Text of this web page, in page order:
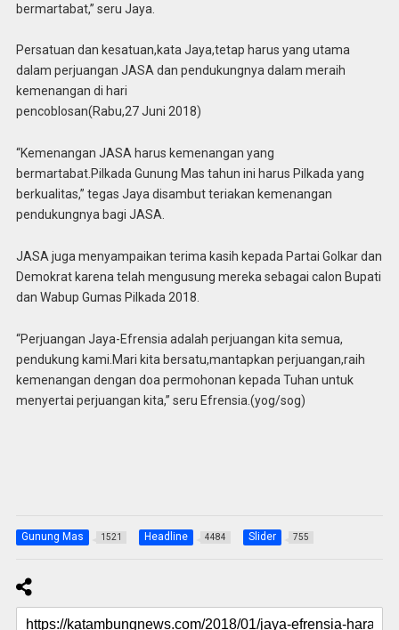
bermartabat,” seru Jaya.
Persatuan dan kesatuan,kata Jaya,tetap harus yang utama
dalam perjuangan JASA dan pendukungnya dalam meraih
kemenangan di hari
pencoblosan(Rabu,27 Juni 2018)
“Kemenangan JASA harus kemenangan yang
bermartabat.Pilkada Gunung Mas tahun ini harus Pilkada yang
berkualitas,” tegas Jaya disambut teriakan kemenangan
pendukungnya bagi JASA.
JASA juga menyampaikan terima kasih kepada Partai Golkar dan
Demokrat karena telah mengusung mereka sebagai calon Bupati
dan Wabup Gumas Pilkada 2018.
“Perjuangan Jaya-Efrensia adalah perjuangan kita semua,
pendukung kami.Mari kita bersatu,mantapkan perjuangan,raih
kemenangan dengan doa permohonan kepada Tuhan untuk
menyertai perjuangan kita,” seru Efrensia.(yog/sog)
Gunung Mas 1521 Headline 4484 Slider 755